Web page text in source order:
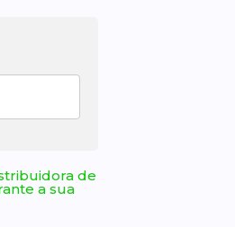
de
a sua